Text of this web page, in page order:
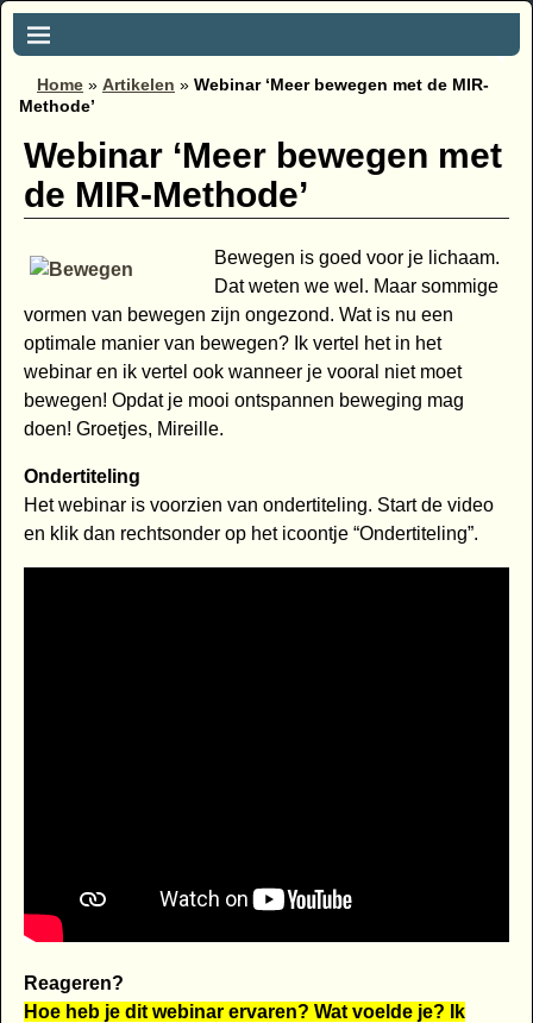
Home » Artikelen » Webinar ‘Meer bewegen met de MIR-
Methode’
Webinar ‘Meer bewegen met
de MIR-Methode’
Bewegen is goed voor je lichaam.
Dat weten we wel. Maar sommige
vormen van bewegen zijn ongezond. Wat is nu een
optimale manier van bewegen? Ik vertel het in het
webinar en ik vertel ook wanneer je vooral niet moet
bewegen! Opdat je mooi ontspannen beweging mag
doen! Groetjes, Mireille.
Ondertiteling
Het webinar is voorzien van ondertiteling. Start de video
en klik dan rechtsonder op het icoontje “Ondertiteling”.
Reageren?
Hoe heb je dit webinar ervaren? Wat voelde je? Ik